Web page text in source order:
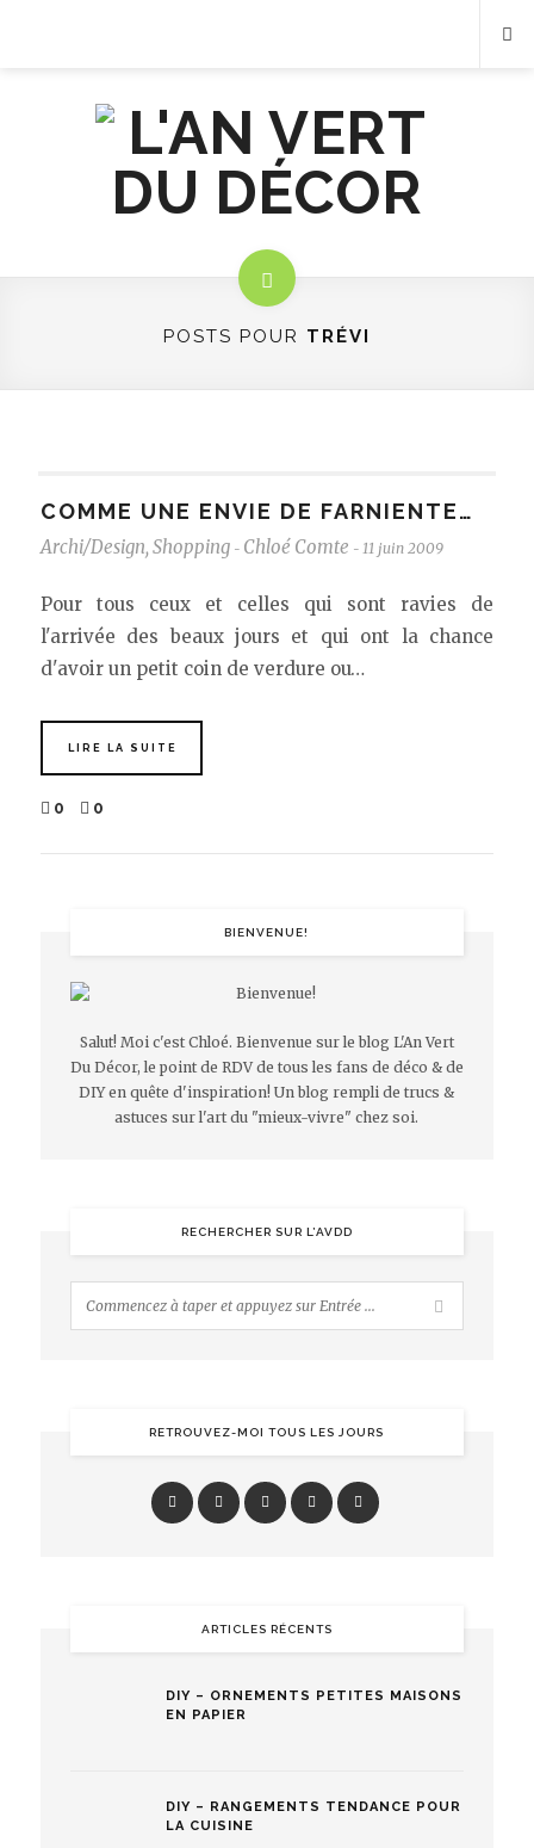
POSTS POUR TRÉVI
COMME UNE ENVIE DE FARNIENTE…
Archi/Design, Shopping - Chloé Comte - 11 juin 2009
Pour tous ceux et celles qui sont ravies de
l'arrivée des beaux jours et qui ont la chance
d'avoir un petit coin de verdure ou…
LIRE LA SUITE
0 0
BIENVENUE!
Salut! Moi c'est Chloé. Bienvenue sur le blog L'An Vert
Du Décor, le point de RDV de tous les fans de déco & de
DIY en quête d'inspiration! Un blog rempli de trucs &
astuces sur l'art du "mieux-vivre" chez soi.
RECHERCHER SUR L’AVDD
RETROUVEZ-MOI TOUS LES JOURS
ARTICLES RÉCENTS
DIY – ORNEMENTS PETITES MAISONS
EN PAPIER
DIY – RANGEMENTS TENDANCE POUR
LA CUISINE